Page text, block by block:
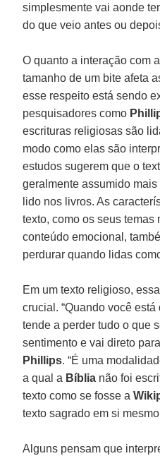
simplesmente vai aonde
do que veio antes ou
O quanto a interação com a
tamanho de um bite afeta
esse respeito está sendo
pesquisadores como
escrituras religiosas são
modo como elas são
estudos sugerem que o
geralmente assumido
lido nos livros. As
texto, como os seus temas
conteúdo emocional,
perdurar quando lidas
Em um texto religioso,
crucial. “Quando você
tende a perder tudo o que
sentimento e vai direto
Phillips. “É uma
a qual a Bíblia não foi
texto como se fosse a
texto sagrado em si
Alguns pensam que